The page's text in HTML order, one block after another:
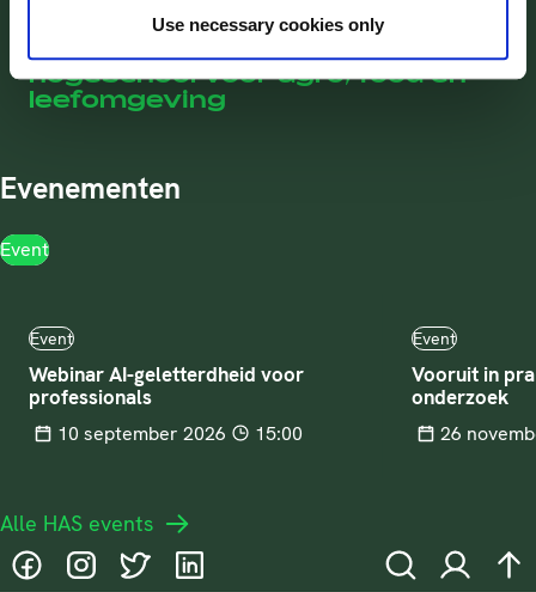
Use necessary cookies only
HAS green academy is dé
hogeschool voor agro, food en
leefomgeving
Evenementen
Event
Event
Webinar AI-geletterdheid voor
professionals
Datum10 september 2026 Tijd 15:00
Event
Vooruit in
onderzoek
Datum
26
Alle HAS events
@HASgreenacademy
@HASgreenacademy
@greenacademyHAS
@HASgreenacademy ZoekenInloggen